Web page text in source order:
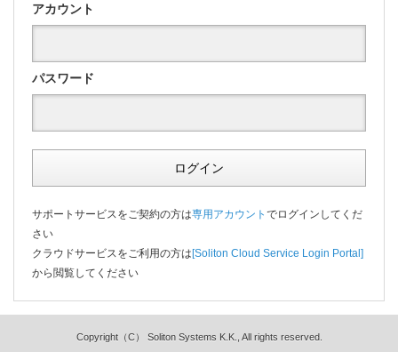
アカウント
パスワード
ログイン
サポートサービスをご契約の方は専用アカウント でログインしてくだ
さい
クラウドサービスをご利用の方は[Soliton Cloud Service Login Portal]
から閲覧してください
Copyright（C） Soliton Systems K.K., All rights reserved.